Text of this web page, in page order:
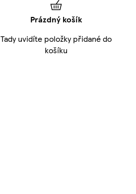
Prázdný košík
Tady uvidíte položky přidané do
košíku